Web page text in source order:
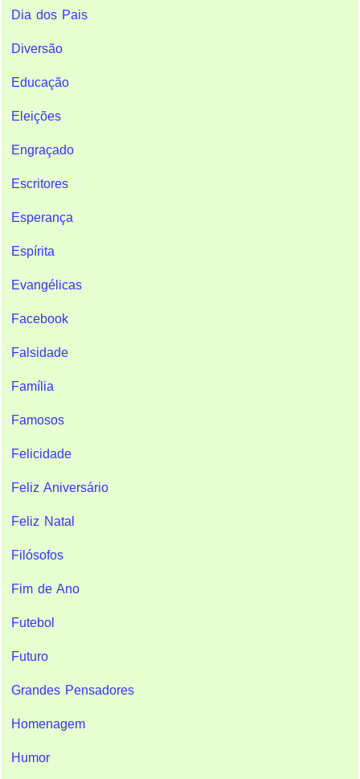
Dia dos Pais
Diversão
Educação
Eleições
Engraçado
Escritores
Esperança
Espírita
Evangélicas
Facebook
Falsidade
Família
Famosos
Felicidade
Feliz Aniversário
Feliz Natal
Filósofos
Fim de Ano
Futebol
Futuro
Grandes Pensadores
Homenagem
Humor